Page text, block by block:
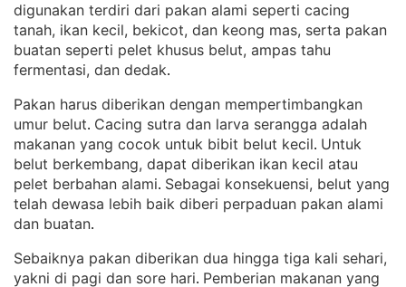
digunakan terdiri dari pakan alami seperti cacing
tanah, ikan kecil, bekicot, dan keong mas, serta pakan
buatan seperti pelet khusus belut, ampas tahu
fermentasi, dan dedak.
Pakan harus diberikan dengan mempertimbangkan
umur belut. Cacing sutra dan larva serangga adalah
makanan yang cocok untuk bibit belut kecil. Untuk
belut berkembang, dapat diberikan ikan kecil atau
pelet berbahan alami. Sebagai konsekuensi, belut yang
telah dewasa lebih baik diberi perpaduan pakan alami
dan buatan.
Sebaiknya pakan diberikan dua hingga tiga kali sehari,
yakni di pagi dan sore hari. Pemberian makanan yang